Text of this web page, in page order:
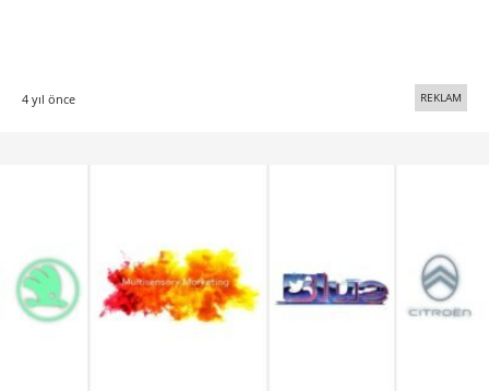
4 yıl önce REKLAM